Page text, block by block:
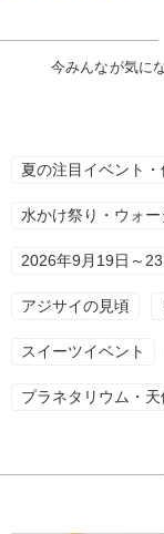
今みんなが気に
夏の注目イベント
水かけ祭り・ウォー
2026年9月19日～
アジサイの見頃
スイーツイベント
プラネタリウム・天